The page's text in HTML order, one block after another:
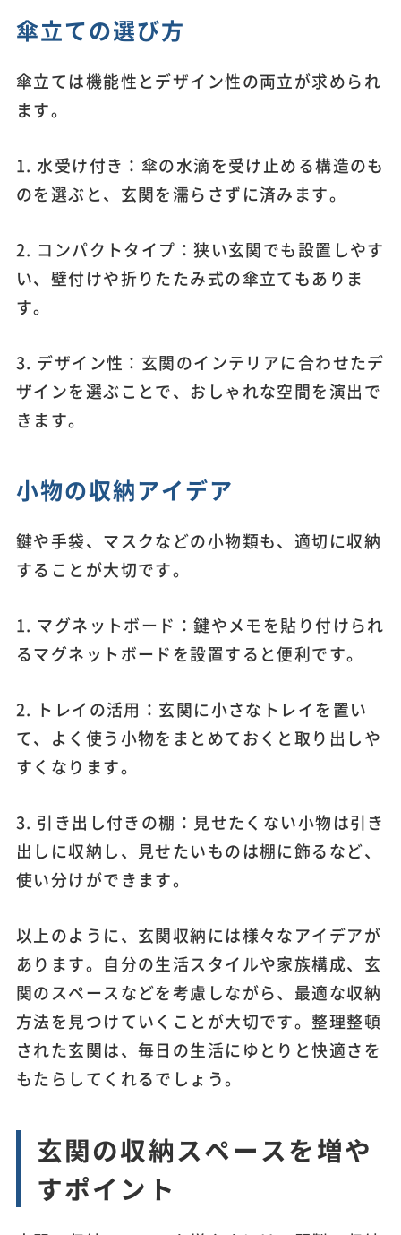
傘立ての選び方
傘立ては機能性とデザイン性の両立が求められ
ます。
1. 水受け付き：傘の水滴を受け止める構造のも
のを選ぶと、玄関を濡らさずに済みます。
2. コンパクトタイプ：狭い玄関でも設置しやす
い、壁付けや折りたたみ式の傘立てもありま
す。
3. デザイン性：玄関のインテリアに合わせたデ
ザインを選ぶことで、おしゃれな空間を演出で
きます。
小物の収納アイデア
鍵や手袋、マスクなどの小物類も、適切に収納
することが大切です。
1. マグネットボード：鍵やメモを貼り付けられ
るマグネットボードを設置すると便利です。
2. トレイの活用：玄関に小さなトレイを置い
て、よく使う小物をまとめておくと取り出しや
すくなります。
3. 引き出し付きの棚：見せたくない小物は引き
出しに収納し、見せたいものは棚に飾るなど、
使い分けができます。
以上のように、玄関収納には様々なアイデアが
あります。自分の生活スタイルや家族構成、玄
関のスペースなどを考慮しながら、最適な収納
方法を見つけていくことが大切です。整理整頓
された玄関は、毎日の生活にゆとりと快適さを
もたらしてくれるでしょう。
玄関の収納スペースを増や
すポイント